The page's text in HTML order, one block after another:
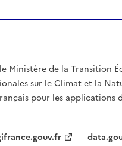
Ministère de la Transition
sur le Climat et la
pour les applications